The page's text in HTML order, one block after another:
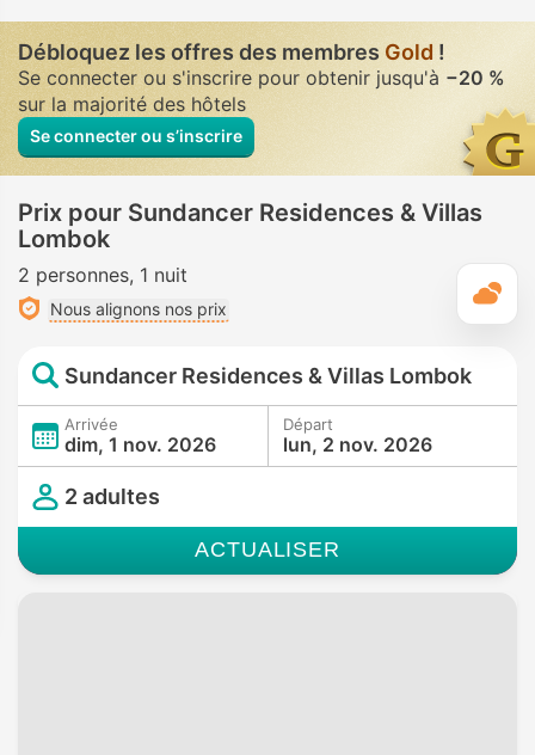
Fitness, Salle de soins spa, Massage
• Privé(e) • Absence
complète de vis à vis
Douchette bidet manuel• Dans toutes chambres
Débloquez les offres des membres Gold !
Se connecter ou s'inscrire pour obtenir jusqu'à −20 %
sur la majorité des hôtels
Se connecter ou s’inscrire
Prix pour Sundancer Residences & Villas
Lombok
2 personnes 1 nuit
Nous alignons nos prix
Sundancer Residences & Villas Lombok
Arrivée
dim, 1 nov. 2026
Départ
lun, 2 nov. 2026
2 adultes
ACTUALISER